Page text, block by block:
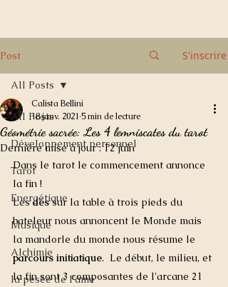
Post S'inscrire
All Posts
Développement personnel
Tarot
Energétique
Musique
Alchimie
la pesée de l'âme
All Posts
Géométrie sacrée: Les 4 lemniscates du tarot
Calista Bellini
18 janv. 2021 5 min de lecture
Dernière mise à jour :12 juin
Dans le tarot le commencement annonce
la fin !
Les dés sur la table à trois pieds du
bateleur nous annoncent le Monde mais
la mandorle du monde nous résume le
parcours initiatique.  Le début, le milieu, et
la fin sont 3 composantes de l'arcane 21